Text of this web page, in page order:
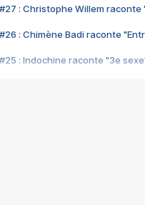
#27 : Christophe Willem raconte
#26 : Chimène Badi raconte
#25 : Indochine raconte "3e